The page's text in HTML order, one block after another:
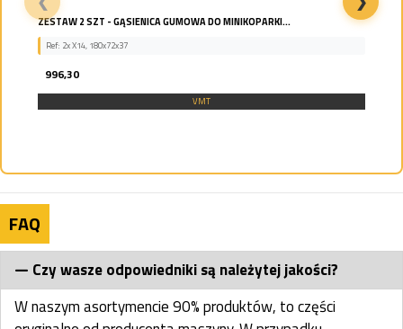
OGNIWO NAPRAWCZE ŁAŃCUCHA DOOSAN DX225 DX255
Ref: DX225 OGNIWO
508,06
FAQ
Czy wasze odpowiedniki są należytej jakości?
W naszym asortymencie 90% produktów, to części